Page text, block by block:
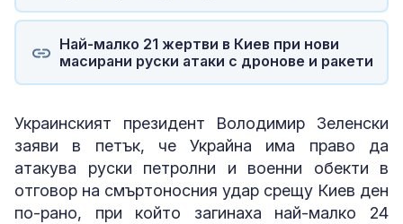
Най-малко 21 жертви в Киев при нови
масирани руски атаки с дронове и ракети
Украинският президент Володимир Зеленски
заяви в петък, че Украйна има право да
атакува руски петролни и военни обекти в
отговор на смъртоносния удар срещу Киев ден
по-рано, при който загинаха най-малко 24